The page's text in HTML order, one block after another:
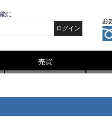
に
ログイン
売買